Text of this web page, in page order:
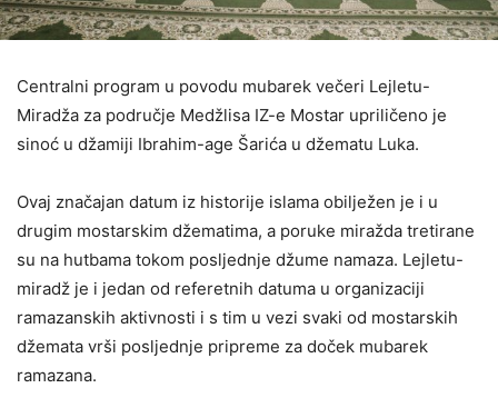
Centralni program u povodu mubarek večeri Lejletu-
Miradža za područje Medžlisa IZ-e Mostar upriličeno je
sinoć u džamiji Ibrahim-age Šarića u džematu Luka.
Ovaj značajan datum iz historije islama obilježen je i u
drugim mostarskim džematima, a poruke miražda tretirane
su na hutbama tokom posljednje džume namaza. Lejletu-
miradž je i jedan od referetnih datuma u organizaciji
ramazanskih aktivnosti i s tim u vezi svaki od mostarskih
džemata vrši posljednje pripreme za doček mubarek
ramazana.